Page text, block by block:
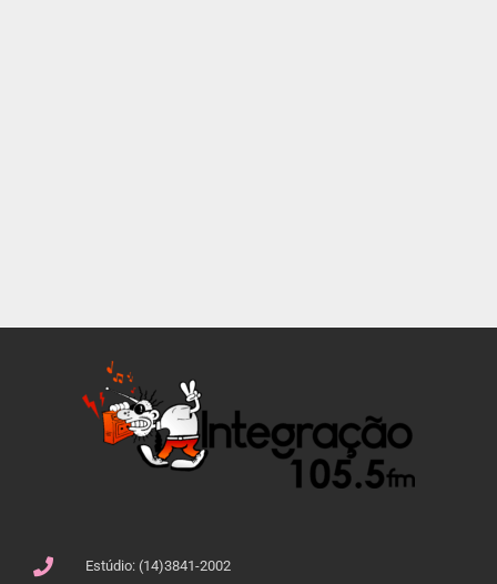
Estúdio: (14)3841-2002